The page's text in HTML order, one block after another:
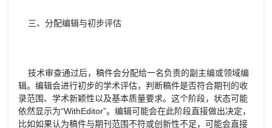
三、分配编辑与初步评估
技术审查通过后，稿件会分配给一名负责的副主编或领域编
辑。编辑会进行初步的学术评估，判断稿件是否符合期刊的收
录范围、学术新颖性以及基本质量要求。这个阶段，状态可能
依然显示为“WithEditor”。编辑可能会在此阶段直接做出决定，
比如如果认为稿件与期刊范围不符或创新性不足，可能会直接